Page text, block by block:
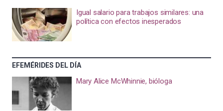
Igual salario para trabajos similares: una
política con efectos inesperados
EFEMÉRIDES DEL DÍA
Mary Alice McWhinnie, bióloga